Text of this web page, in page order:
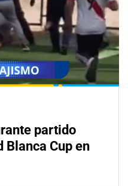
partido
Blanca Cup en